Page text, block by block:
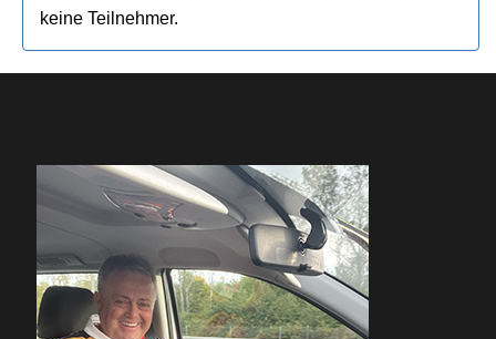
keine Teilnehmer.